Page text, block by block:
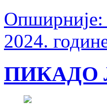
Опширније:
2024.
ПИКАДО